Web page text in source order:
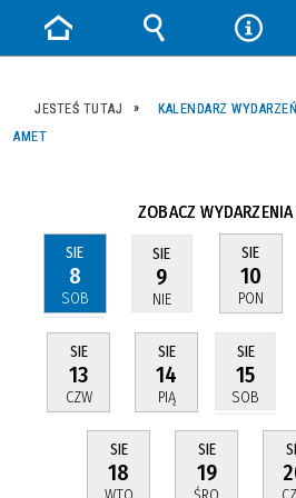
JESTEŚ TUTAJ KALENDARZ WYDARZEŃ
AMET
ZOBACZ
SIE
8
SOB
SIE
9
NIE
SIE
10
PON
SIE
13
CZW
SIE
14
PIĄ
SIE
15
SOB
SIE
18
SIE
19
Strona
główna